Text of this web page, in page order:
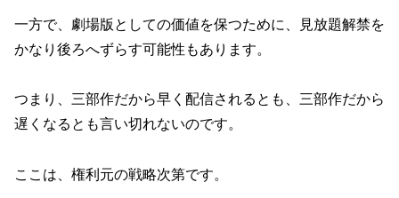
一方で、劇場版としての価値を保つために、見放題解禁を
かなり後ろへずらす可能性もあります。
つまり、 三部作だから早く配信されるとも、三部作だから
遅くなるとも言い切れないのです。
ここは、権利元の戦略次第です。